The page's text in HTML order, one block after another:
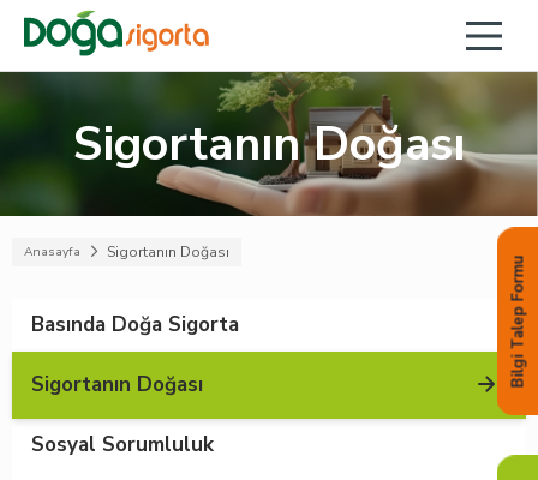
Sigortanın Doğası
Anasayfa Sigortanın Doğası
Basında Doğa Sigorta
Sigortanın Doğası
Sosyal Sorumluluk
Bilgi Talep Formu